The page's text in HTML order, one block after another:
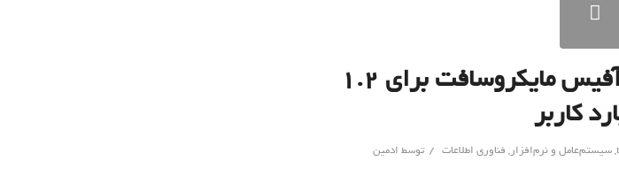
تغییر فونت پیش فرض آفیس مایکروسافت برای ۱.۲
کاربر
,سیستم‌عامل و نرم‌افزار, فناوری اطلاعات / توسط ادمین